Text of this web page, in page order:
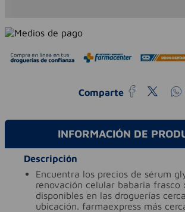
Comparte
INFORMACIÓN DE
Descripción
encuentra los precios de sérum glycolic acid
renovación celular babaria frasco
disponibles en las droguerías
ubicación. farmaexpress más